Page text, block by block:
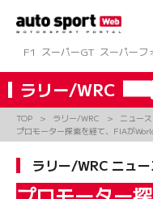
ツ
へ
ス
キ
プ
F1 スーパーGT スーパーフ
ラリー/WRC
TOP ラリー/WRC
ニュース
プロモーター探索を経て、FIAが
ラリー/WRC ニュ